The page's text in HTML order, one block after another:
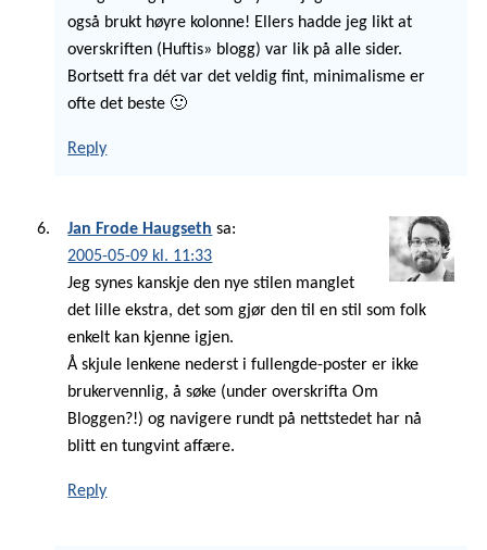
også brukt høyre kolonne! Ellers hadde jeg likt at
overskriften (Huftis» blogg) var lik på alle sider.
Bortsett fra dét var det veldig fint, minimalisme er
ofte det beste 🙂
Reply
Jan Frode Haugseth sa:
2005-05-09 kl. 11:33
Jeg synes kanskje den nye stilen manglet
det lille ekstra, det som gjør den til en stil som folk
enkelt kan kjenne igjen.
Å skjule lenkene nederst i fullengde-poster er ikke
brukervennlig, å søke (under overskrifta Om
Bloggen?!) og navigere rundt på nettstedet har nå
blitt en tungvint affære.
Reply